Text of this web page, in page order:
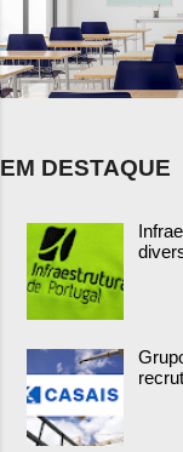
EM DESTAQUE